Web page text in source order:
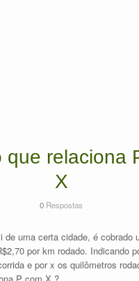
que relaciona
X
0 Respostas
de uma certa cidade, é cobrado
por km rodado. Indicando
e por x os quilômetros